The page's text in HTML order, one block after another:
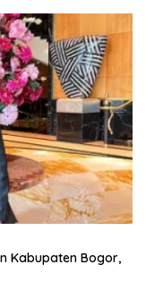
Kabupaten Bogor,